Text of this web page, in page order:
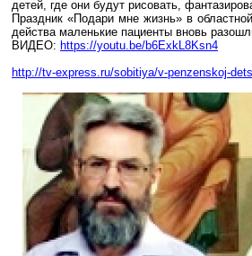
детей, где они будут рисовать,
Праздник «Подари мне жизнь» в
действа маленькие пациенты вновь
ВИДЕО: https://youtu.be/b6ExkL8Ksn4
http://tv-express.ru/sobitiya/v-penzenskoj-